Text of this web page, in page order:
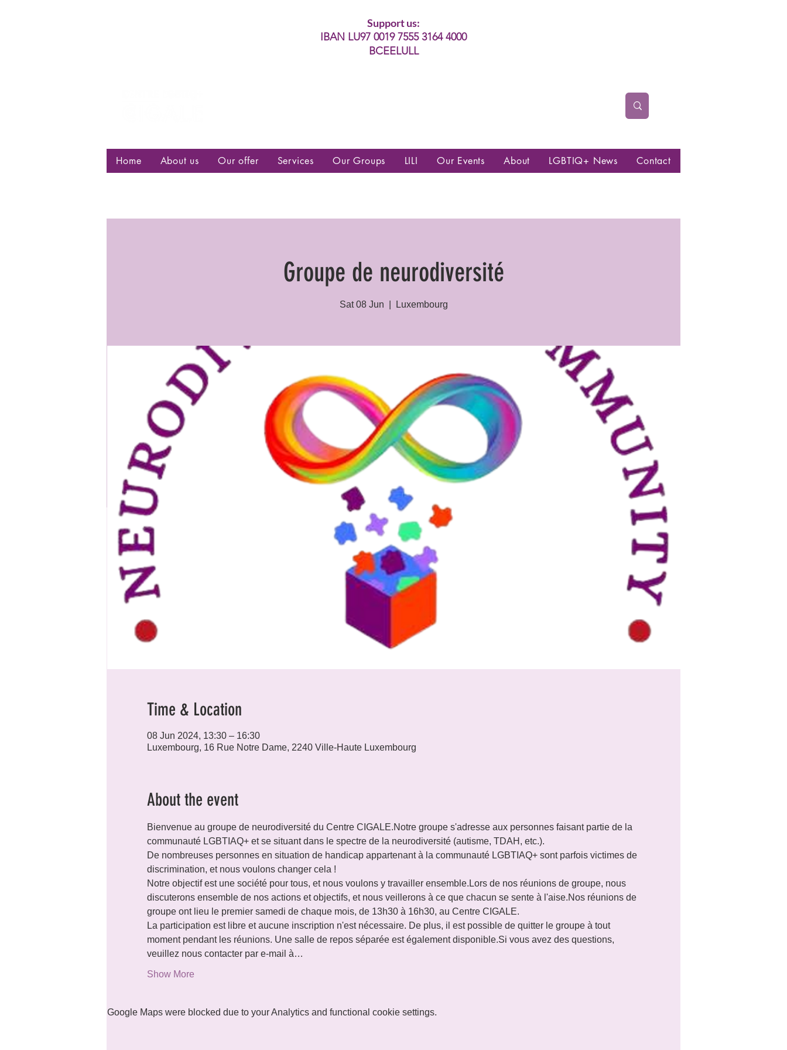
Support us:
IBAN LU97 0019 7555 3164 4000
BCEELULL
Home About us Our offer Services Our Groups LILI Our Events About LGBTIQ+ News Contact
Groupe de neurodiversité
Sat 08 Jun Luxembourg
Time & Location
08 Jun 2024, 13:30 – 16:30
Luxembourg, 16 Rue Notre Dame, 2240 Ville-Haute Luxembourg
About the event
Bienvenue au groupe de neurodiversité du Centre CIGALE.Notre groupe s'adresse aux personnes faisant partie de la
communauté LGBTIAQ+ et se situant dans le spectre de la neurodiversité (autisme, TDAH, etc.).
De nombreuses personnes en situation de handicap appartenant à la communauté LGBTIAQ+ sont parfois victimes de
discrimination, et nous voulons changer cela !
Notre objectif est une société pour tous, et nous voulons y travailler ensemble.​Lors de nos réunions de groupe, nous
discuterons ensemble de nos actions et objectifs, et nous veillerons à ce que chacun se sente à l'aise.Nos réunions de
groupe ont lieu le premier samedi de chaque mois, de 13h30 à 16h30, au Centre CIGALE.
La participation est libre et aucune inscription n'est nécessaire. De plus, il est possible de quitter le groupe à tout
moment pendant les réunions. Une salle de repos séparée est également disponible.Si vous avez des questions,
veuillez nous contacter par e-mail à…
Show More
Google Maps were blocked due to your Analytics and functional cookie settings.